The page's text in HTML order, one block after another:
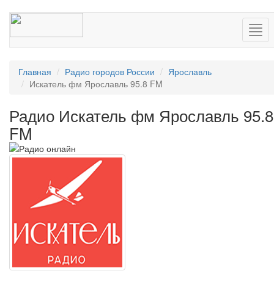
Главная Радио городов России
Ярославль
Искатель фм Ярославль 95.8 FM
Радио Искатель фм Ярославль 95.8
FM